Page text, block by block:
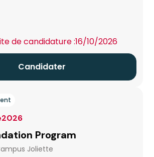
l'Innovation Métropole Nice Côte d'Azur
de candidature :16/10/2026
Candidater
2026
Program
Joliette